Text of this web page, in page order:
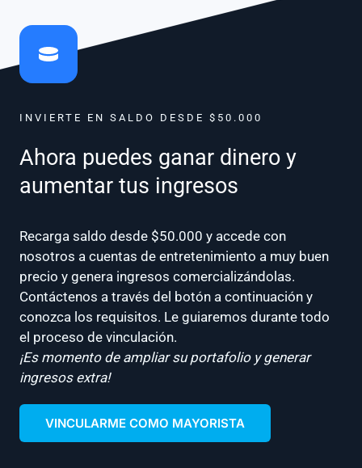
INVIERTE EN SALDO DESDE $50.000
Ahora puedes ganar dinero y
aumentar tus ingresos
Recarga saldo desde $50.000 y accede con
nosotros a cuentas de entretenimiento a muy buen
precio y genera ingresos comercializándolas.
Contáctenos a través del botón a continuación y
conozca los requisitos. Le guiaremos durante todo
el proceso de vinculación.
¡Es momento de ampliar su portafolio y generar
ingresos extra!
VINCULARME COMO MAYORISTA